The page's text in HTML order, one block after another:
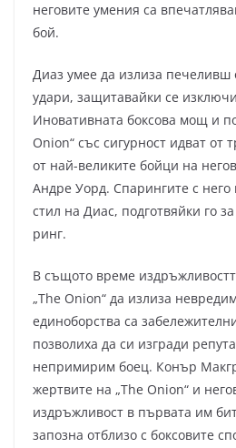
неговите умения са
бой.
Диаз умее да излиза печеливш
удари, защитавайки се
Иновативната боксова мощ и
Onion“ със сигурност идват от
от най-великите бойци на
Андре Уорд. Спарингите с него
стил на Диас, подготвяйки го
ринг.
В същото време
„The Onion“ да излиза
единоборства са
позволиха да си изгради
непримирим боец. Конър
жертвите на „The Onion“ и
издръжливост в първата им
запозна отблизо с боксовите